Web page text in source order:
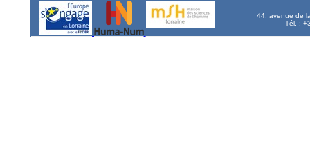
44, avenue de
Tél. :